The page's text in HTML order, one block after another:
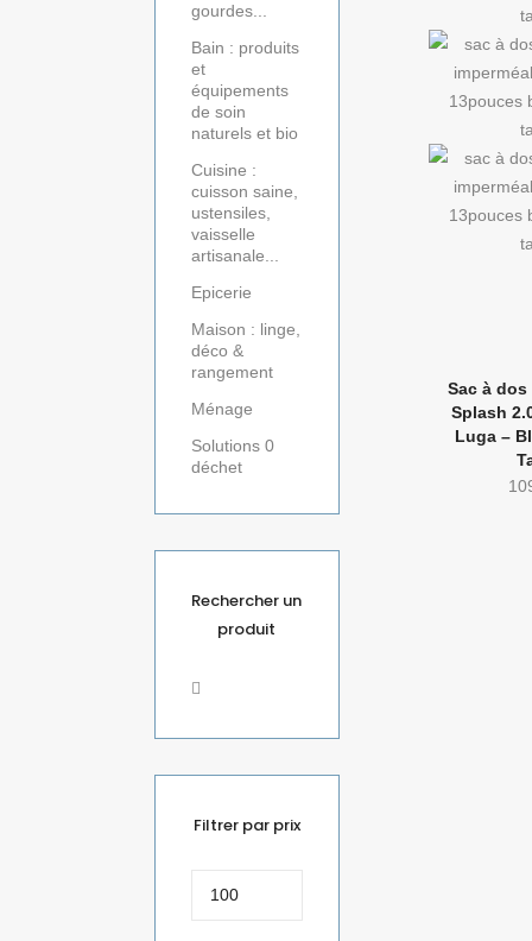
Sac à dos
Splash
Luga –
gourdes...
Bain : produits
et
équipements
de soin
naturels et bio
Cuisine :
cuisson saine,
ustensiles,
vaisselle
artisanale...
Epicerie
Maison : linge,
déco &
rangement
Ménage
Solutions 0
déchet
Rechercher un
produit
Filtrer par prix
min